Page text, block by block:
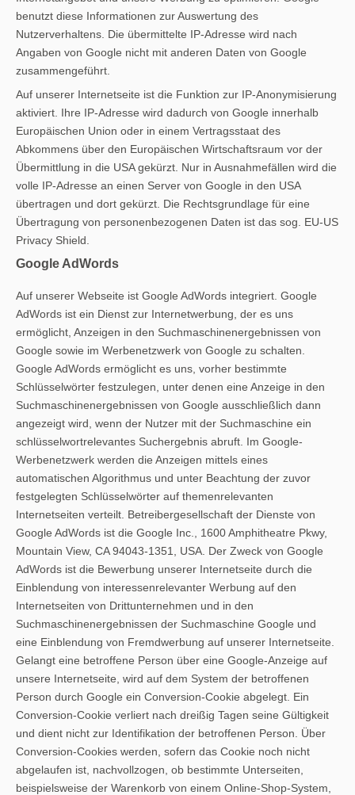
benutzt diese Informationen zur Auswertung des
Nutzerverhaltens. Die übermittelte IP-Adresse wird nach
Angaben von Google nicht mit anderen Daten von Google
zusammengeführt.
Auf unserer Internetseite ist die Funktion zur IP-Anonymisierung
aktiviert. Ihre IP-Adresse wird dadurch von Google innerhalb
Europäischen Union oder in einem Vertragsstaat des
Abkommens über den Europäischen Wirtschaftsraum vor der
Übermittlung in die USA gekürzt. Nur in Ausnahmefällen wird die
volle IP-Adresse an einen Server von Google in den USA
übertragen und dort gekürzt. Die Rechtsgrundlage für eine
Übertragung von personenbezogenen Daten ist das sog. EU-US
Privacy Shield.
Google AdWords
Auf unserer Webseite ist Google AdWords integriert. Google
AdWords ist ein Dienst zur Internetwerbung, der es uns
ermöglicht, Anzeigen in den Suchmaschinenergebnissen von
Google sowie im Werbenetzwerk von Google zu schalten.
Google AdWords ermöglicht es uns, vorher bestimmte
Schlüsselwörter festzulegen, unter denen eine Anzeige in den
Suchmaschinenergebnissen von Google ausschließlich dann
angezeigt wird, wenn der Nutzer mit der Suchmaschine ein
schlüsselwortrelevantes Suchergebnis abruft. Im Google-
Werbenetzwerk werden die Anzeigen mittels eines
automatischen Algorithmus und unter Beachtung der zuvor
festgelegten Schlüsselwörter auf themenrelevanten
Internetseiten verteilt. Betreibergesellschaft der Dienste von
Google AdWords ist die Google Inc., 1600 Amphitheatre Pkwy,
Mountain View, CA 94043-1351, USA. Der Zweck von Google
AdWords ist die Bewerbung unserer Internetseite durch die
Einblendung von interessenrelevanter Werbung auf den
Internetseiten von Drittunternehmen und in den
Suchmaschinenergebnissen der Suchmaschine Google und
eine Einblendung von Fremdwerbung auf unserer Internetseite.
Gelangt eine betroffene Person über eine Google-Anzeige auf
unsere Internetseite, wird auf dem System der betroffenen
Person durch Google ein Conversion-Cookie abgelegt. Ein
Conversion-Cookie verliert nach dreißig Tagen seine Gültigkeit
und dient nicht zur Identifikation der betroffenen Person. Über
Conversion-Cookies werden, sofern das Cookie noch nicht
abgelaufen ist, nachvollzogen, ob bestimmte Unterseiten,
beispielsweise der Warenkorb von einem Online-Shop-System,